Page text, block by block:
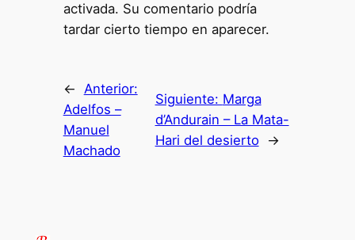
activada. Su comentario podría
tardar cierto tiempo en aparecer.
←
Anterior:
Adelfos –
Manuel
Machado
Siguiente: Marga
d’Andurain – La Mata-
Hari del desierto
→